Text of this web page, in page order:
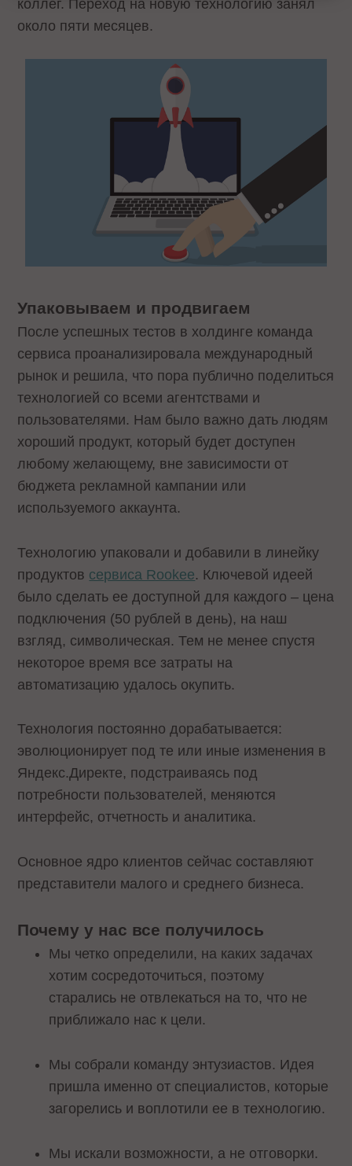
коллег. Переход на новую технологию занял
около пяти месяцев.
Упаковываем и продвигаем
После успешных тестов в холдинге команда
сервиса проанализировала международный
рынок и решила, что пора публично поделиться
технологией со всеми агентствами и
пользователями. Нам было важно дать людям
хороший продукт, который будет доступен
любому желающему, вне зависимости от
бюджета рекламной кампании или
используемого аккаунта.
Технологию упаковали и добавили в линейку
продуктов сервиса Rookee. Ключевой идеей
было сделать ее доступной для каждого – цена
подключения (50 рублей в день), на наш
взгляд, символическая. Тем не менее спустя
некоторое время все затраты на
автоматизацию удалось окупить.
Технология постоянно дорабатывается:
эволюционирует под те или иные изменения в
Яндекс.Директе, подстраиваясь под
потребности пользователей, меняются
интерфейс, отчетность и аналитика.
Основное ядро клиентов сейчас составляют
представители малого и среднего бизнеса.
Почему у нас все получилось
Мы четко определили, на каких задачах
хотим сосредоточиться, поэтому
старались не отвлекаться на то, что не
приближало нас к цели.
Мы собрали команду энтузиастов. Идея
пришла именно от специалистов, которые
загорелись и воплотили ее в технологию.
Мы искали возможности, а не отговорки.